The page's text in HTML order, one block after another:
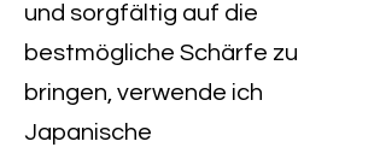
und sorgfältig auf die
bestmögliche Schärfe zu
bringen, verwende ich
Japanische